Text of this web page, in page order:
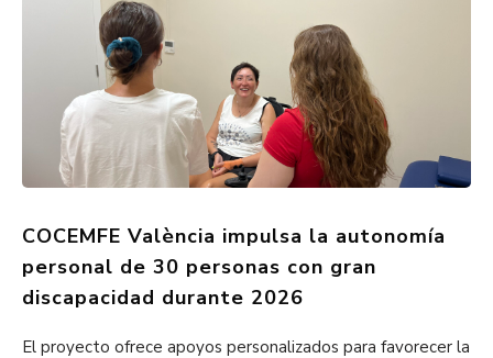
COCEMFE València impulsa la autonomía
personal de 30 personas con gran
discapacidad durante 2026
El proyecto ofrece apoyos personalizados para favorecer la